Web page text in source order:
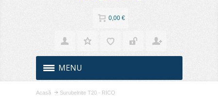
0,00 €
MENU
Acasă Surubelnite Т20 - RICO